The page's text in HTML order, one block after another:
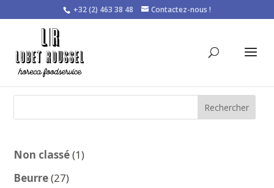
+32 (2) 463 38 48 Contactez-nous !
Rechercher
Non classé 11
Beurre 2727